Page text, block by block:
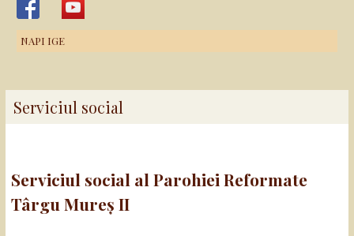
NAPI IGE
Serviciul social
Serviciul social al Parohiei Reformate
Târgu Mureș II